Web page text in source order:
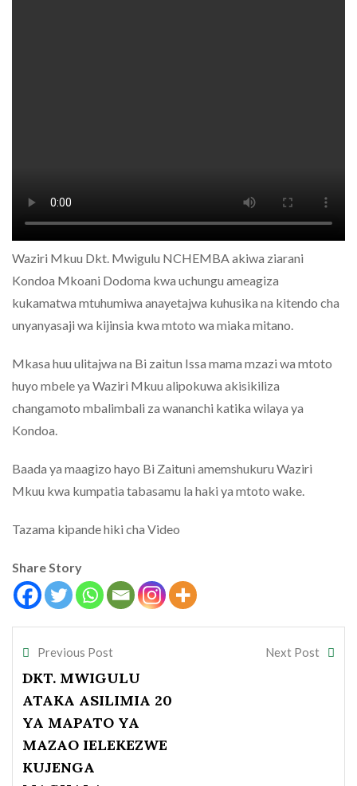
Waziri Mkuu Dkt. Mwigulu NCHEMBA akiwa ziarani
Kondoa Mkoani Dodoma kwa uchungu ameagiza
kukamatwa mtuhumiwa anayetajwa kuhusika na kitendo cha
unyanyasaji wa kijinsia kwa mtoto wa miaka mitano.
Mkasa huu ulitajwa na Bi zaitun Issa mama mzazi wa mtoto
huyo mbele ya Waziri Mkuu alipokuwa akisikiliza
changamoto mbalimbali za wananchi katika wilaya ya
Kondoa.
Baada ya maagizo hayo Bi Zaituni amemshukuru Waziri
Mkuu kwa kumpatia tabasamu la haki ya mtoto wake.
Tazama kipande hiki cha Video
Share Story
Previous Post
DKT. MWIGULU
ATAKA ASILIMIA 20
YA MAPATO YA
MAZAO IELEKEZWE
KUJENGA
Next Post